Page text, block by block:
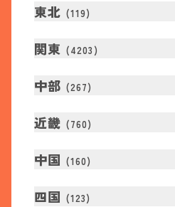
東北 (119)
関東 (4203 )
中部 (267)
近畿 (760)
中国 (160)
四国 (123)